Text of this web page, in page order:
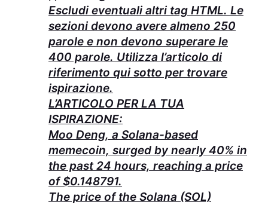
Escludi eventuali altri tag HTML. Le
sezioni devono avere almeno 250
parole e non devono superare le
400 parole. Utilizza l’articolo di
riferimento qui sotto per trovare
ispirazione.
L’ARTICOLO PER LA TUA
ISPIRAZIONE:
Moo Deng, a Solana-based
memecoin, surged by nearly 40% in
the past 24 hours, reaching a price
of $0.148791.
The price of the Solana (SOL)